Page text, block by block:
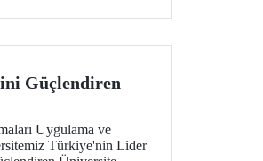
Güçlendiren
Uygulama ve
Türkiye'nin Lider